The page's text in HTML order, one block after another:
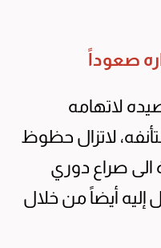
صعوداً
رصيده لاتهامه
لاتزال حظوظ
صراع دوري
إليه أيضاً من خلال